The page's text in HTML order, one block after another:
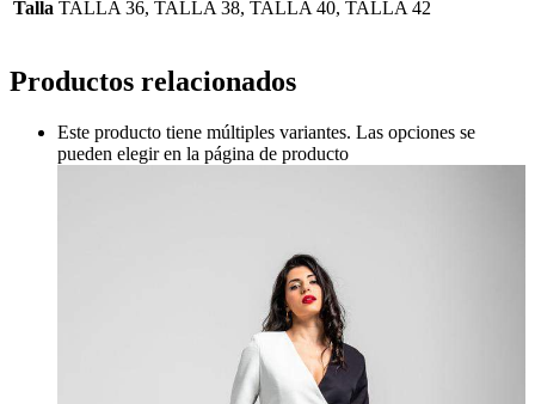
Talla TALLA 36, TALLA 38, TALLA 40, TALLA 42
Productos relacionados
Este producto tiene múltiples variantes. Las opciones se
pueden elegir en la página de producto